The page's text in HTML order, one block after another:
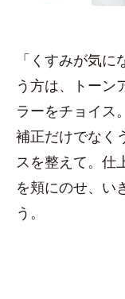
「くすみが気
う方は、トーン
ラーをチョイス
補正だけでなく
スを整えて。仕
を頬にのせ、い
う。